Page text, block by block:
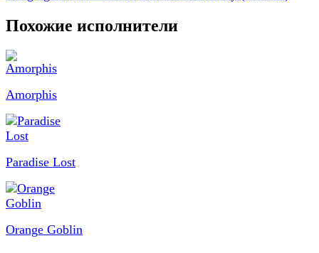
Похожие исполнители
Amorphis
Paradise Lost
Orange Goblin